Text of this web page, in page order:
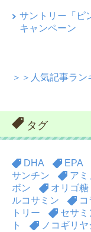
サントリー「ピ
キャンペーン
＞＞人気記事ラン
タグ
DHA EPA
サンチン
アミ
ボン
オリゴ糖
ルコサミン
トリー
セサミ
ト
ノコギリヤ